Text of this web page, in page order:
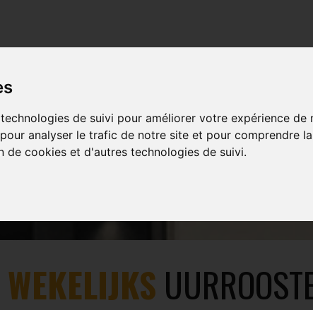
de suivi pour améliorer votre expérience
analyser le trafic de notre site et pour comprendre
de cookies et d'autres technologies de suivi.
NIVELLES
WEKELIJKS